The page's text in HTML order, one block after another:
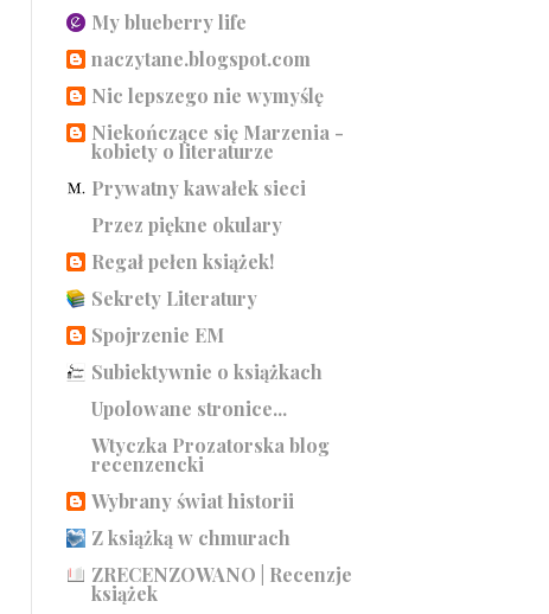
My blueberry life
naczytane.blogspot.com
Nic lepszego nie wymyślę
Niekończące się Marzenia -
kobiety o literaturze
Prywatny kawałek sieci
Przez piękne okulary
Regał pełen książek!
Sekrety Literatury
Spojrzenie EM
Subiektywnie o książkach
Upolowane stronice...
Wtyczka Prozatorska blog
recenzencki
Wybrany świat historii
Z książką w chmurach
ZRECENZOWANO | Recenzje
książek